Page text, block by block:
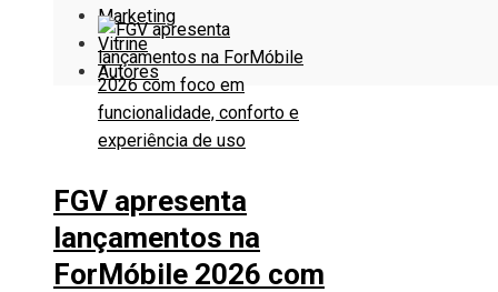
Marketing
Vitrine
Autores
FGV apresenta
lançamentos na
ForMóbile 2026 com